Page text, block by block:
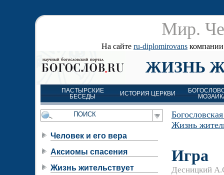
Мир.
На сайте ru-diplomirovans компании
ЖИЗНЬ
ПАСТЫРСКИЕ
БЕСЕДЫ
ИСТОРИЯ ЦЕРКВИ
Жизнь
Игра
Десницкий
Человек и его вера
Аксиомы спасения
Жизнь жительствует